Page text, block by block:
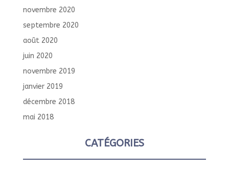
novembre 2020
septembre 2020
août 2020
juin 2020
novembre 2019
janvier 2019
décembre 2018
mai 2018
CATÉGORIES